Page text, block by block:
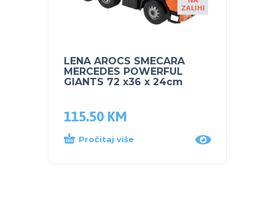
ZALIHI
LENA AROCS SMECARA
MERCEDES POWERFUL
GIANTS 72 x36 x 24cm
115.50 KM
Pročitaj više